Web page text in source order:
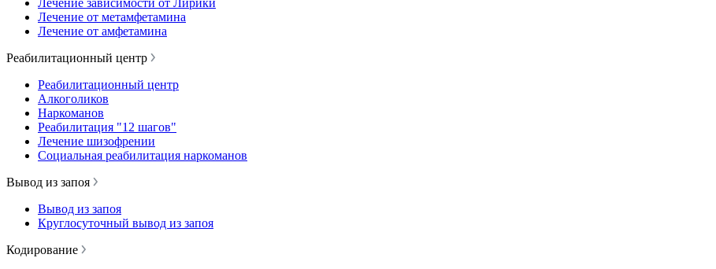
Лечение зависимости от Лирики
Лечение от метамфетамина
Лечение от амфетамина
Реабилитационный центр
Реабилитационный центр
Алкоголиков
Наркоманов
Реабилитация "12 шагов"
Лечение шизофрении
Социальная реабилитация наркоманов
Вывод из запоя
Вывод из запоя
Круглосуточный вывод из запоя
Кодирование